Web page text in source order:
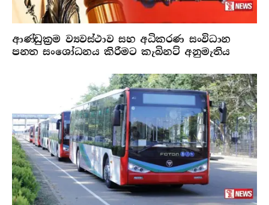
ආණ්ඩුක්‍රම ව්‍යවස්ථාව සහ අධිකරණ සංවිධාන
පනත සංශෝධනය කිරීමට කැබිනට් අනුමැතිය